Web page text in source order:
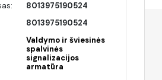
8013975190524
8013975190524
Valdymo ir šviesinės
spalvinės
signalizacijos
armatūra